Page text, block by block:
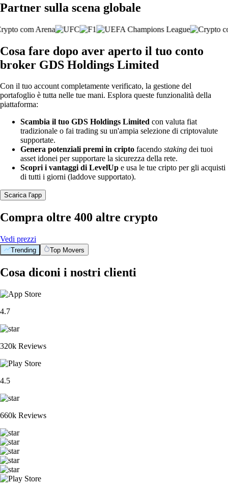
Partner sulla scena globale
Cosa fare dopo aver aperto il tuo conto
broker GDS Holdings Limited
Con il tuo account completamente verificato, la gestione del
portafoglio è tutta nelle tue mani. Esplora queste funzionalità della
piattaforma:
Scambia il tuo GDS Holdings Limited con valuta fiat
tradizionale o fai trading su un'ampia selezione di criptovalute
supportate.
Genera potenziali premi in cripto facendo staking dei tuoi
asset idonei per supportare la sicurezza della rete.
Scopri i vantaggi di LevelUp e usa le tue cripto per gli acquisti
di tutti i giorni (laddove supportato).
Scarica l'app
Compra oltre 400 altre crypto
Vedi prezzi
Trending Top Movers
Cosa diconi i nostri clienti
4.7
320k Reviews
4.5
660k Reviews